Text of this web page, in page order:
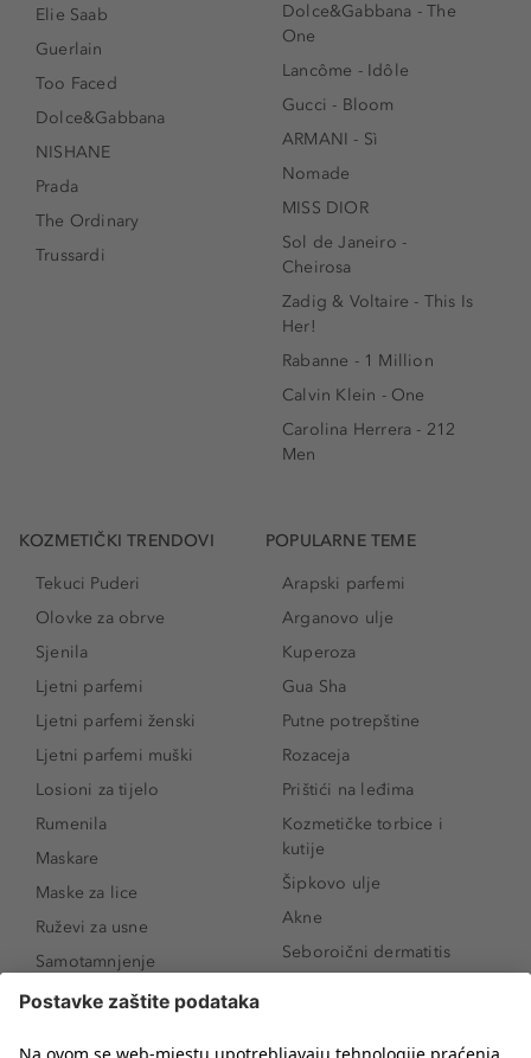
Elie Saab
Guerlain
Too Faced
Dolce&Gabbana
NISHANE
Prada
The Ordinary
Trussardi
Dolce&Gabbana - The
One
Lancôme - Idôle
Gucci - Bloom
ARMANI - Sì
Nomade
MISS DIOR
Sol de Janeiro -
Cheirosa
Zadig & Voltaire - This Is
Her!
Rabanne - 1 Million
Calvin Klein - One
Carolina Herrera - 212
Men
KOZMETIČKI TRENDOVI
Tekuci Puderi
Olovke za obrve
Sjenila
Ljetni parfemi
Ljetni parfemi ženski
Ljetni parfemi muški
Losioni za tijelo
Rumenila
Maskare
Maske za lice
Ruževi za usne
Samotamnjenje
Puderi
POPULARNE TEME
Arapski parfemi
Arganovo ulje
Kuperoza
Gua Sha
Putne potrepštine
Rozaceja
Prištići na leđima
Kozmetičke torbice i
kutije
Šipkovo ulje
Akne
Seboroični dermatitis